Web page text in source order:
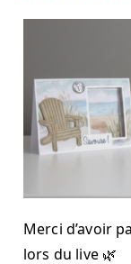
Merci d’avoir
lors du live 🌿